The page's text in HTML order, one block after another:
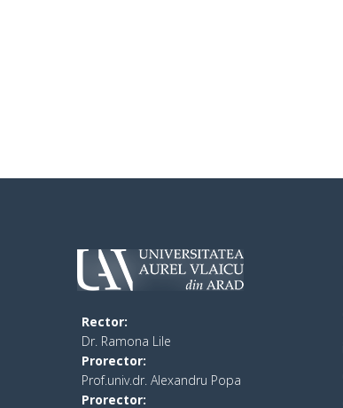
Rector:
​Dr. Ramona Lile
Prorector:
Prof.univ.dr. Alexandru Popa
Prorector: